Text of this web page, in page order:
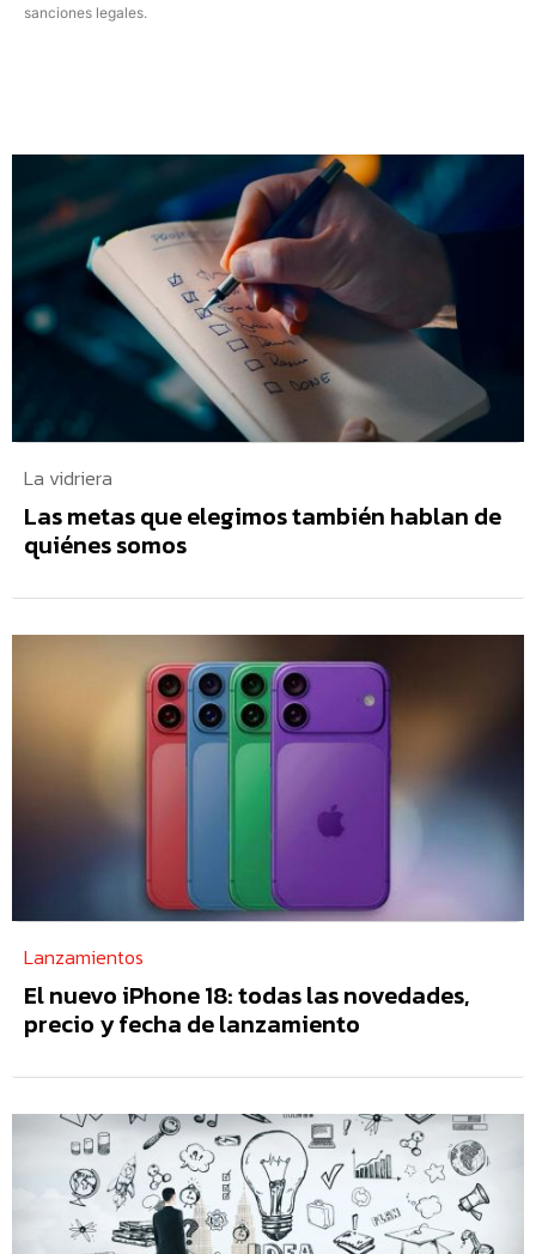
sanciones legales.
La vidriera
Las metas que elegimos también hablan de
quiénes somos
Lanzamientos
El nuevo iPhone 18: todas las novedades,
precio y fecha de lanzamiento